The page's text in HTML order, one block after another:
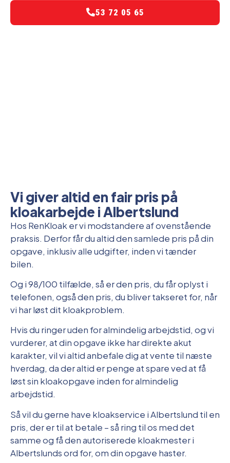
53 72 05 65
Vi giver altid en fair pris på
kloakarbejde i Albertslund
Hos RenKloak er vi modstandere af ovenstående
praksis. Derfor får du altid den samlede pris på din
opgave, inklusiv alle udgifter, inden vi tænder
bilen.
Og i 98/100 tilfælde, så er den pris, du får oplyst i
telefonen, også den pris, du bliver takseret for, når
vi har løst dit kloakproblem.
Hvis du ringer uden for almindelig arbejdstid, og vi
vurderer, at din opgave ikke har direkte akut
karakter, vil vi altid anbefale dig at vente til næste
hverdag, da der altid er penge at spare ved at få
løst sin kloakopgave inden for almindelig
arbejdstid.
Så vil du gerne have kloakservice i Albertslund til en
pris, der er til at betale – så ring til os med det
samme og få den autoriserede kloakmester i
Albertslunds ord for, om din opgave haster.